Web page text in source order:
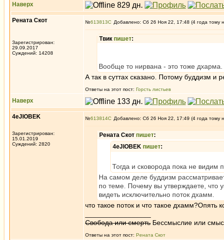
Наверх
Рената Скот
Зарегистрирован:
29.09.2017
Суждений: 14208
№613813 Добавлено: Сб 26 Ноя 22, 17:48 (4 года тому
Твик пишет:
Вообще то нирвана - это тоже дхарма.
А так в суттах сказано. Потому буддизм и
Ответы на этот пост: Горсть листьев
Наверх
4eJIOBEK
Зарегистрирован:
15.01.2019
Суждений: 2820
№613814 Добавлено: Сб 26 Ноя 22, 17:49 (4 года тому
Рената Скот пишет:
4eJIOBEK пишет:
Тогда и сковорода пока не видим
На самом деле буддизм
по теме. Почему вы утверждаете, что
видеть исключительно поток дхамм.
что такое поток и что такое дхамм?Опять
Свобода или смерть Бессмыслие или
Ответы на этот пост: Рената Скот